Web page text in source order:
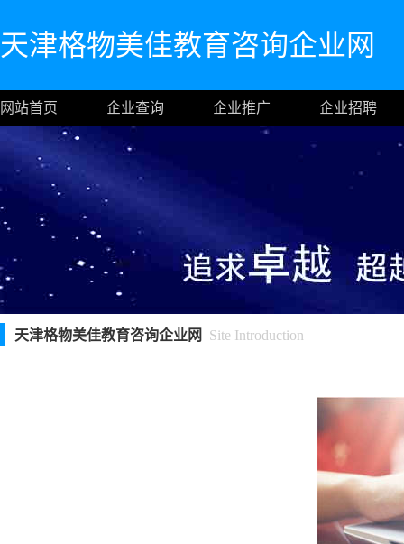
天津格物美佳教育咨询企业网
网站首页 企业查询 企业推广 企业招聘
天津格物美佳教育咨询企业网 Site Introduction